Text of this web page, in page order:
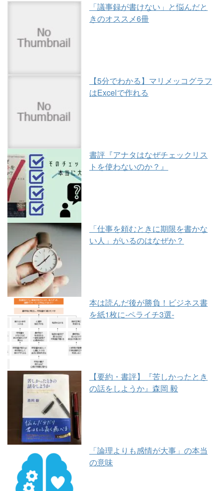
「議事録が書けない」と悩んだと
きのオススメ6冊
【5分でわかる】マリメッコグラフ
はExcelで作れる
書評『アナタはなぜチェックリス
トを使わないのか？』
「仕事を頼むときに期限を書かな
い人」がいるのはなぜか？
本は読んだ後が勝負！ビジネス書
を紙1枚に-ペライチ3選-
【要約・書評】『苦しかったとき
の話をしようか』森岡 毅
「論理よりも感情が大事」の本当
の意味